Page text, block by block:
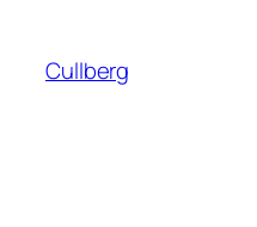
innehåll
Cullberg